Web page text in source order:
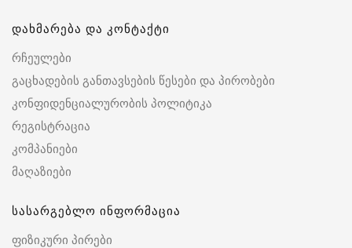
დახმარება და კონტაქტი
რჩეულები
გაცხადების განთავსების წესები და პირობები
კონფიდენციალურობის პოლიტიკა
რეგისტრაცია
კომპანიები
მაღაზიები
სასარგებლო ინფორმაცია
ფიზიკური პირები